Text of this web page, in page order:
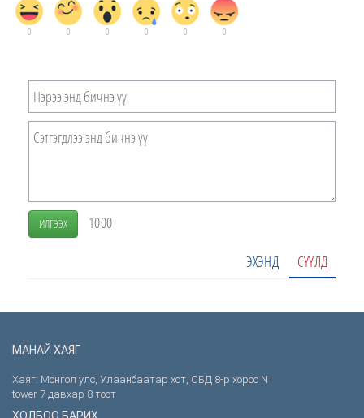
0 0 0 0 0 0
ИЛГЭЭХ 1000
ЭХЭНД СҮҮЛД
МАНАЙ ХАЯГ
Хаяг: Монгол улс, Улаанбаатар хот, СБД 8-р хороо N
tower 7 давхар 8 тоот